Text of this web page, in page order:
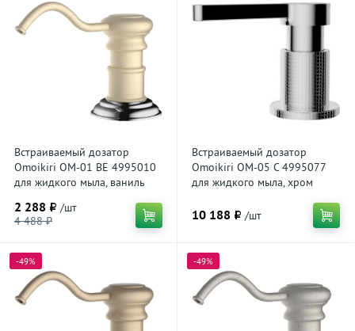
Встраиваемый дозатор
Omoikiri OM-01 BE 4995010
для жидкого мыла, ваниль
2 288 ₽ /шт
4 488 ₽
Встраиваемый дозатор
Omoikiri OM-05 C 4995077
для жидкого мыла, хром
10 188 ₽ /шт
-49% -49%